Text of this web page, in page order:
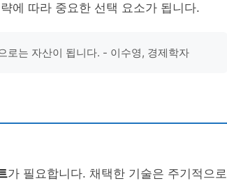
에 따라 중요한 선택 요소가 됩니다.
로는 자산이 됩니다. - 이수영, 경제학자
가 필요합니다. 채택한 기술은 주기적으로